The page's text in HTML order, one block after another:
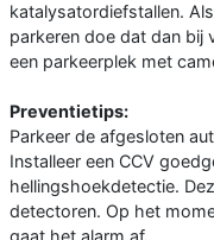
katalysatordiefstallen.
parkeren doe dat dan bij
een parkeerplek met
Preventietips:
Parkeer de afgesloten
Installeer een CCV
hellingshoekdetectie.
detectoren. Op het
gaat het alarm af.